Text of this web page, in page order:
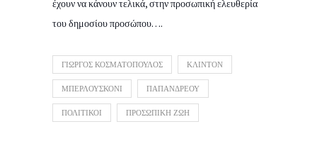
έχουν να κάνουν τελικά, στην προσωπική ελευθερία
του δημοσίου προσώπου….
ΓΙΩΡΓΟΣ ΚΟΣΜΑΤΟΠΟΥΛΟΣ ΚΛΙΝΤΟΝ
ΜΠΕΡΛΟΥΣΚΟΝΙ ΠΑΠΑΝΔΡΕΟΥ
ΠΟΛΙΤΙΚΟΙ ΠΡΟΣΩΠΙΚΗ ΖΩΗ